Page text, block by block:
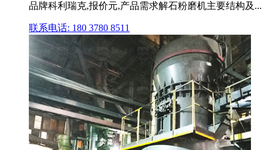
品牌科利瑞克,报价元,产品需求解石粉磨机主要结构及...
联系电话: 180 3780 8511